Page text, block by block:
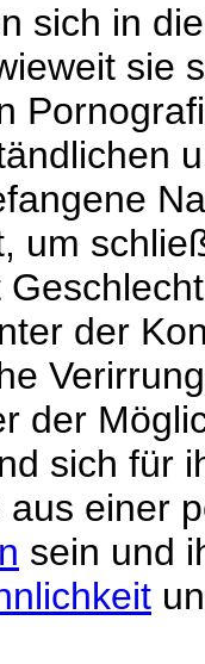
sich in
sie
um
der
der
sich für
aus einer
sein und